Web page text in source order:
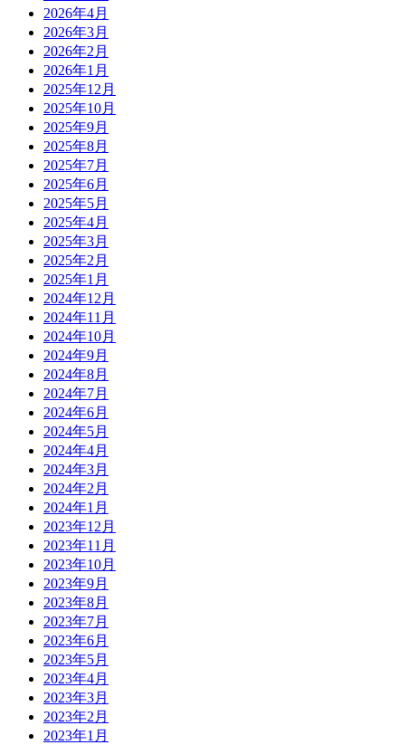
2026年4月
2026年3月
2026年2月
2026年1月
2025年12月
2025年10月
2025年9月
2025年8月
2025年7月
2025年6月
2025年5月
2025年4月
2025年3月
2025年2月
2025年1月
2024年12月
2024年11月
2024年10月
2024年9月
2024年8月
2024年7月
2024年6月
2024年5月
2024年4月
2024年3月
2024年2月
2024年1月
2023年12月
2023年11月
2023年10月
2023年9月
2023年8月
2023年7月
2023年6月
2023年5月
2023年4月
2023年3月
2023年2月
2023年1月